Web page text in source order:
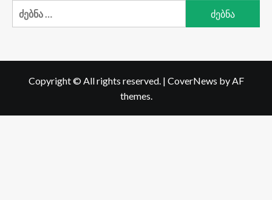
ძებნა:
Copyright © All rights reserved. | CoverNews by AF
themes.